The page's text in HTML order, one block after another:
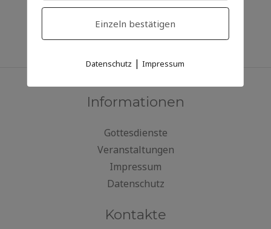
Informationen
Gottesdienste
Veranstaltungen
Impressum
Datenschutz
Kontakte
Einzeln bestätigen
Datenschutz |Impressum